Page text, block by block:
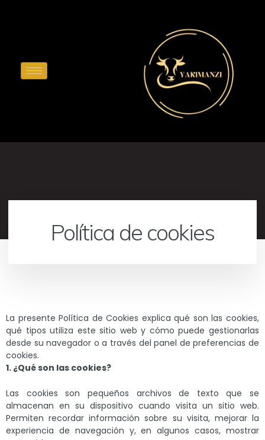
Política de cookies
La presente Política de Cookies explica qué son las cookies,
qué tipos utiliza este sitio web y cómo puede gestionarlas
desde su navegador o a través del panel de preferencias de
cookies.
1. ¿Qué son las cookies?
Las cookies son pequeños archivos de texto que se
almacenan en su dispositivo cuando visita un sitio web.
Permiten recordar información sobre su visita, mejorar la
experiencia de navegación y, en algunos casos, mostrar